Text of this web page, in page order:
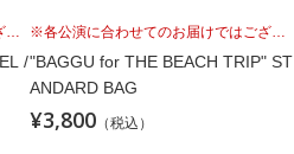
/"BAGGU for THE BEACH TRIP" ST
ANDARD BAG
¥3,800 （税込）